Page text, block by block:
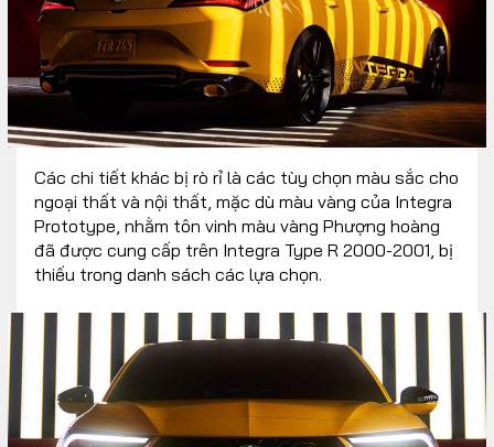
Các chi tiết khác bị rò rỉ là các tùy chọn màu sắc cho
ngoại thất và nội thất, mặc dù màu vàng của Integra
Prototype, nhằm tôn vinh màu vàng Phượng hoàng
đã được cung cấp trên Integra Type R 2000-2001, bị
thiếu trong danh sách các lựa chọn.